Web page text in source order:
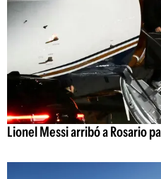
Lionel Messi arribó a Rosario